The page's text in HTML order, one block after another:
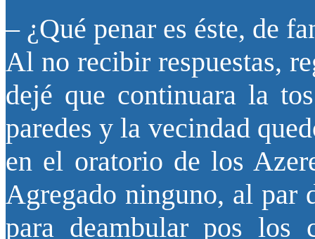
– ¿Qué penar es éste, de
Al no recibir respuestas,
dejé que continuara la
paredes y la vecindad
en el oratorio de los
Agregado ninguno, al par
para deambular pos los